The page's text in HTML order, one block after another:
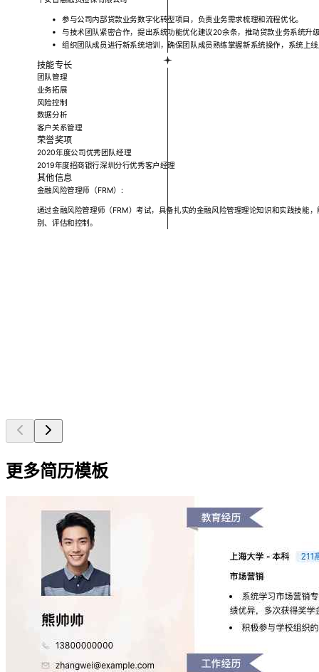
参与公司内部贷款业务数字化转型项目，负责业务需求梳理和流程优化。
与技术团队紧密合作，提出系统功能优化建议20余条，推动贷款业务系统升
组织团队成员进行新系统培训，确保团队成员熟练掌握新系统操作，系统上
技能专长
团队管理
业务拓展
风险控制
数据分析
客户关系管理
荣誉奖项
2020年度公司优秀团队经理
2019年度招商银行深圳分行优秀客户经理
其他信息
金融风险管理师（FRM）:
通过金融风险管理师（FRM）考试，具备扎实的金融风险管理理论知识和实践技能
别、评估和控制。
更多简历模板